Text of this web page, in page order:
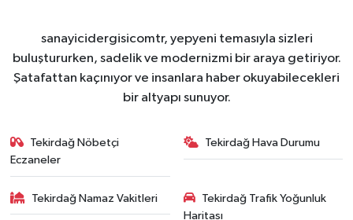
sanayicidergisicomtr, yepyeni temasıyla sizleri
buluştururken, sadelik ve modernizmi bir araya getiriyor.
Şatafattan kaçınıyor ve insanlara haber okuyabilecekleri
bir altyapı sunuyor.
Tekirdağ Nöbetçi
Eczaneler
Tekirdağ Hava Durumu
Tekirdağ Namaz Vakitleri
Tekirdağ Trafik Yoğunluk
Haritası